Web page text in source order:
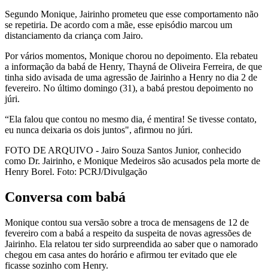
Segundo Monique, Jairinho prometeu que esse comportamento não
se repetiria. De acordo com a mãe, esse episódio marcou um
distanciamento da criança com Jairo.
Por vários momentos, Monique chorou no depoimento. Ela rebateu
a informação da babá de Henry, Thayná de Oliveira Ferreira, de que
tinha sido avisada de uma agressão de Jairinho a Henry no dia 2 de
fevereiro. No último domingo (31), a babá prestou depoimento no
júri.
“Ela falou que contou no mesmo dia, é mentira! Se tivesse contato,
eu nunca deixaria os dois juntos", afirmou no júri.
FOTO DE ARQUIVO - Jairo Souza Santos Junior, conhecido
como Dr. Jairinho, e Monique Medeiros são acusados pela morte de
Henry Borel. Foto: PCRJ/Divulgação
Conversa com babá
Monique contou sua versão sobre a troca de mensagens de 12 de
fevereiro com a babá a respeito da suspeita de novas agressões de
Jairinho. Ela relatou ter sido surpreendida ao saber que o namorado
chegou em casa antes do horário e afirmou ter evitado que ele
ficasse sozinho com Henry.